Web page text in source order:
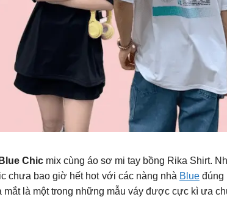
Blue Chic mix cùng áo sơ mi tay bồng Rika Shirt.
chưa bao giờ hết hot với các nàng nhà Blueđúng
là một trong những mẫu váy được cực kì ưa